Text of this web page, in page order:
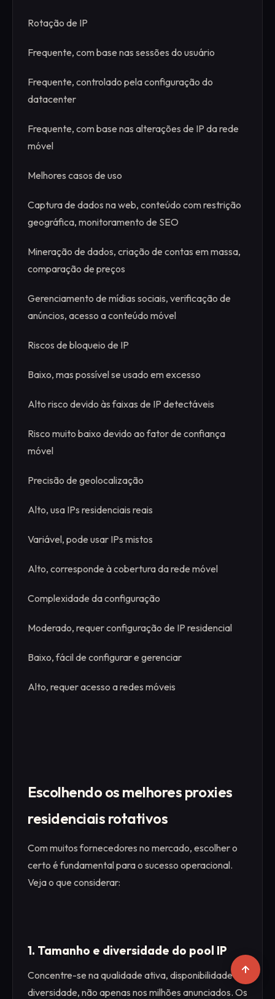
Rotação de IP
Frequente, com base nas sessões do usuário
Frequente, controlado pela configuração do
datacenter
Frequente, com base nas alterações de IP da rede
móvel
Melhores casos de uso
Captura de dados na web, conteúdo com restrição
geográfica, monitoramento de SEO
Mineração de dados, criação de contas em massa,
comparação de preços
Gerenciamento de mídias sociais, verificação de
anúncios, acesso a conteúdo móvel
Riscos de bloqueio de IP
Baixo, mas possível se usado em excesso
Alto risco devido às faixas de IP detectáveis
Risco muito baixo devido ao fator de confiança
móvel
Precisão de geolocalização
Alto, usa IPs residenciais reais
Variável, pode usar IPs mistos
Alto, corresponde à cobertura da rede móvel
Complexidade da configuração
Moderado, requer configuração de IP residencial
Baixo, fácil de configurar e gerenciar
Alto, requer acesso a redes móveis
Escolhendo os melhores proxies
residenciais rotativos
Com muitos fornecedores no mercado, escolher o
certo é fundamental para o sucesso operacional.
Veja o que considerar:
1. Tamanho e diversidade do pool IP
Concentre-se na qualidade ativa, disponibilidade e
diversidade, não apenas nos milhões anunciados. Os